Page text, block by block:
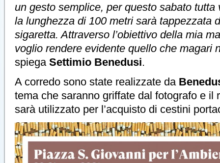
un gesto semplice, per questo sabato
la lunghezza di 100 metri sarà tappezzata
sigaretta. Attraverso l’obiettivo della mia
voglio rendere evidente quello che magari
spiega Settimio Benedusi.
A corredo sono state realizzate da
tema che saranno griffate dal fotografo e il
sarà utilizzato per l’acquisto di cestini